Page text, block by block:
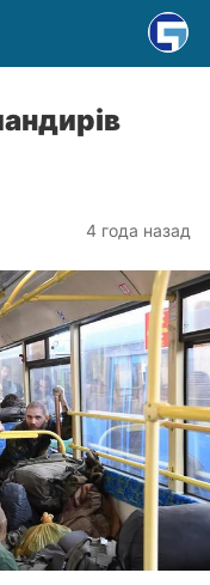
4 года назад